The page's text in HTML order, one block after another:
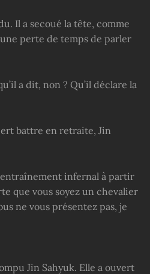
Il a secoué la tête, comme
perte de temps de parler
a dit, non ? Qu’il déclare la
battre en retraite, Jin
infernal à partir
que vous soyez un chevalier
ne vous présentez pas, je
Jin Sahyuk. Elle a ouvert